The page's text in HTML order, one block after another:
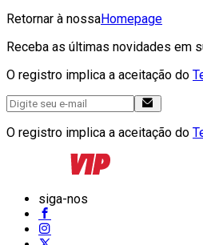
Retornar à nossaHomepage
Receba as últimas novidades em
O registro implica a aceitação do
O registro implica a aceitação do
siga-nos